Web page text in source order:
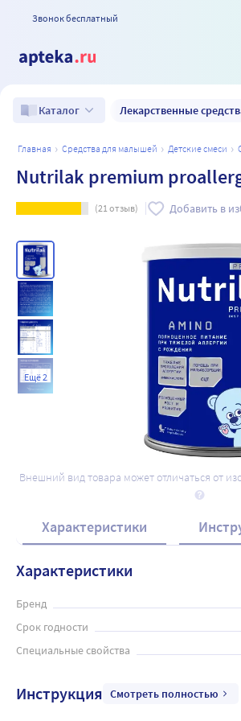
Звонок бесплатный
Каталог Лекарственные
главная средства для малышей детские смеси
Nutrilak premium
(21отзыв) Добавить в
Ещё 2
Внешний вид товара может отличаться от
Характеристики
Характеристики
Бренд
Срок годности
Специальные свойства
Инструкция Смотреть полностью